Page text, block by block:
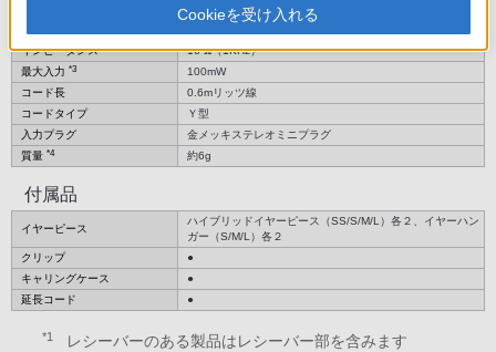
100dB/mW
インピーダンス
16 Ω（1KHz）
最大入力 *3
100mW
コード長
0.6mリッツ線
コードタイプ
Ｙ型
入力プラグ
金メッキステレオミニプラグ
質量 *4 約6g
付属品
イヤーピース
ハイブリッドイヤーピース（SS/S/M/L）各２、イヤーハン
ガー（S/M/L）各２
クリップ
●
キャリングケース
●
延長コード
●
*1 レシーバーのある製品はレシーバー部を含みます
Cookieを受け入れる